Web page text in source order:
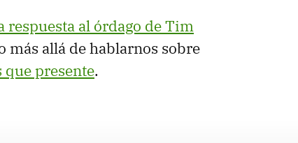
respuesta al órdago de Tim
más allá de hablarnos sobre
que presente.